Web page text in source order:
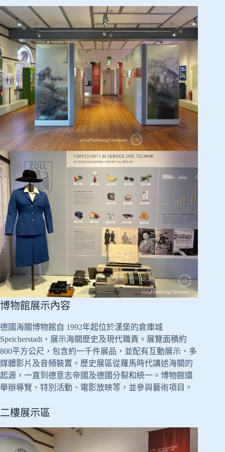
博物館展示內容
德國海關博物館自 1992年起位於漢堡的倉庫城
Speicherstadt，展示海關歷史及現代職責。展覽面積約
800平方公尺，包含約一千件展品，並配有互動展示、多
媒體影片及音頻裝置。歷史展區從羅馬時代講述海關的
起源，一直到德意志帝國及德國分裂和統一。博物館還
舉辦導覽、特別活動、電影放映等，並參與藝術項目。
二樓展示區